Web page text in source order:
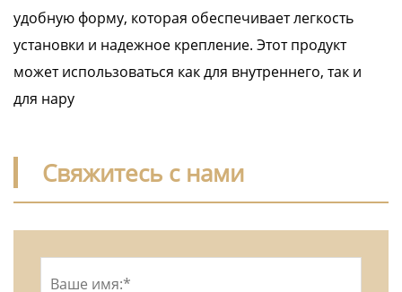
удобную форму, которая обеспечивает легкость
установки и надежное крепление. Этот продукт
может использоваться как для внутреннего, так и
для нару
Свяжитесь с нами